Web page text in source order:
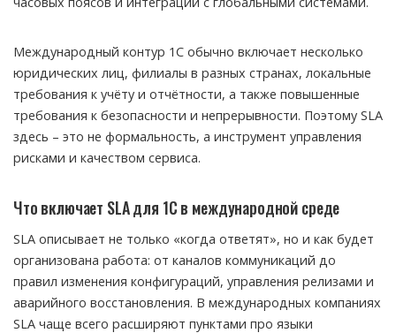
Международный контур 1С обычно включает несколько
юридических лиц, филиалы в разных странах, локальные
требования к учёту и отчётности, а также повышенные
требования к безопасности и непрерывности. Поэтому SLA
здесь – это не формальность, а инструмент управления
рисками и качеством сервиса.
Что включает SLA для 1С в международной среде
SLA описывает не только «когда ответят», но и как будет
организована работа: от каналов коммуникаций до
правил изменения конфигураций, управления релизами и
аварийного восстановления. В международных компаниях
SLA чаще всего расширяют пунктами про языки